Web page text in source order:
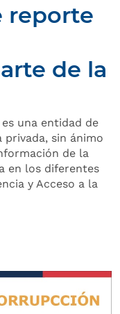
reporte
de la
una entidad de
sin ánimo
de la
en los diferentes
y Acceso a la